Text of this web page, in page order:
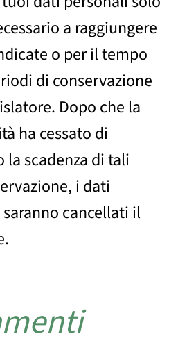
a raggiungere
o per il tempo
di conservazione
Dopo che la
ha cessato di
la scadenza di tali
i dati
cancellati il